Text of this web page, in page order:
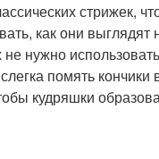
и
стрижек,
как они
нужно
помять кончики
кудряшки